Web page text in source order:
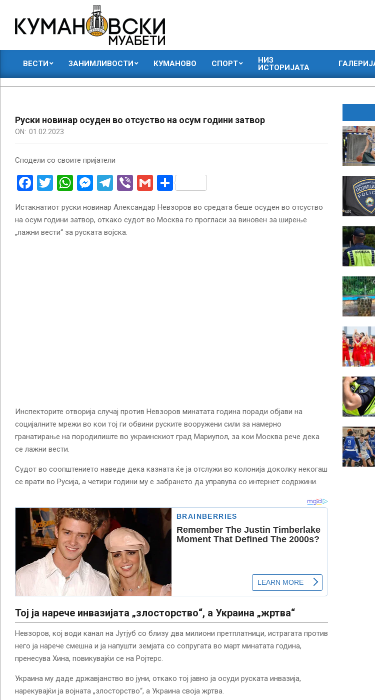
content
КУМАНОВСКИ
МУАБЕТИ
ВЕСТИ ЗАНИМЛИВОСТИ КУМАНОВО СПОРТ
НИЗ
ИСТОРИЈАТА
Руски новинар осуден во отсуство на осум години затвор
ON: 01.02.2023
Сподели со своите пријатели
Facebook
Twitter
WhatsApp
Messenger
Telegram
ViberGmailShare
Истакнатиот руски новинар Александар Невзоров во средата беше осуден во отсуство
на осум години затвор, откако судот во Москва го прогласи за виновен за ширење
„лажни вести“ за руската војска.
Инспекторите отворија случај против Невзоров минатата година поради објави на
социјалните мрежи во кои тој ги обвини руските вооружени сили за намерно
гранатирање на породилиште во украинскиот град Мариупол, за кои Москва рече дека
се лажни вести.
Судот во соопштението наведе дека казната ќе ја отслужи во колонија доколку некогаш
се врати во Русија, а четири години му е забрането да управува со интернет содржини.
Тој ја нарече инвазијата „злосторство“, а Украина „жртва“
Невзоров, кој води канал на Јутјуб со близу два милиони претплатници, истрагата против
него ја нарече смешна и ја напушти земјата со сопругата во март минатата година,
пренесува Хина, повикувајќи се на Ројтерс.
Украина му даде државјанство во јуни, откако тој јавно ја осуди руската инвазија,
нарекувајќи ја војната „злосторство“, а Украина своја жртва.